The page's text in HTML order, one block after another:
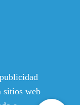
sitios web